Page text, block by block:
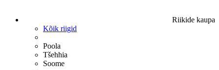
Riikide kaupa
Kõik riigid
Poola
Tšehhia
Soome